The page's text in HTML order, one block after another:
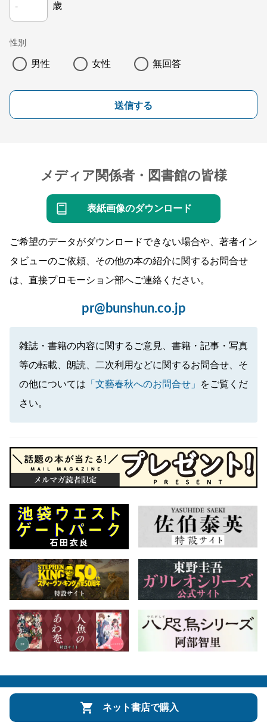
歳
性別
男性 女性 無回答
送信する
メディア関係者・図書館の皆様
表紙画像のダウンロード
ご希望のデータがダウンロードできない場合や、著者イン
タビューのご依頼、その他の本の紹介に関するお問合せ
は、直接プロモーション部へご連絡ください。
pr@bunshun.co.jp
雑誌・書籍の内容に関するご意見、書籍・記事・写真
等の転載、朗読、二次利用などに関するお問合せ、そ
の他については 「文藝春秋へのお問合せ」
をご覧くだ
さい。
ネット書店で購入
会社概要 自費出版のご案内 お問合せ
株式会社文藝春秋 文春オンライン Number Web
Copyright © Bungeishunju Ltd.